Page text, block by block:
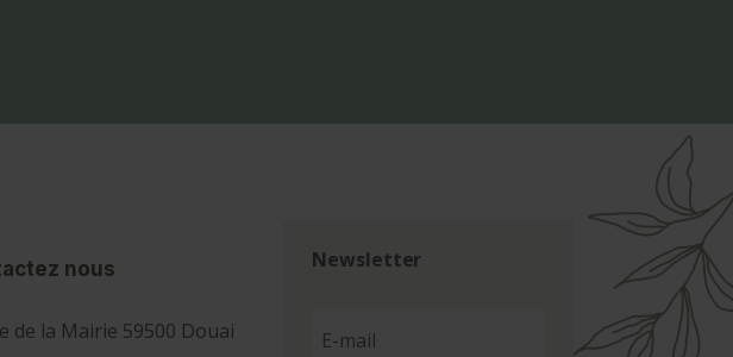
nous
de la Mairie 59500 Douai
Newsletter